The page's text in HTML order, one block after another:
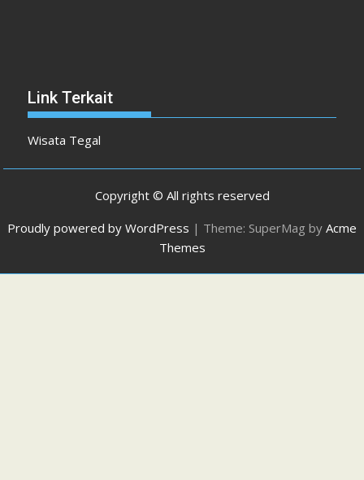
Link Terkait
Wisata Tegal
Copyright © All rights reserved
Proudly powered by WordPress | Theme: SuperMag by Acme
Themes